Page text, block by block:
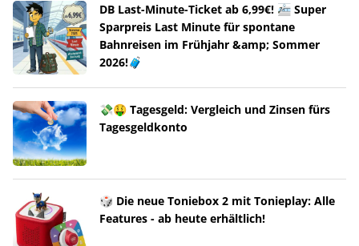
DB Last-Minute-Ticket ab 6,99€! 🚈 Super
Sparpreis Last Minute für spontane
Bahnreisen im Frühjahr &amp; Sommer
2026!🧳
💸🤑 Tagesgeld: Vergleich und Zinsen fürs
Tagesgeldkonto
🎲 Die neue Toniebox 2 mit Tonieplay: Alle
Features - ab heute erhältlich!